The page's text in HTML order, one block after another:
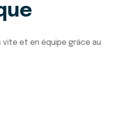
vite et en équipe grâce au